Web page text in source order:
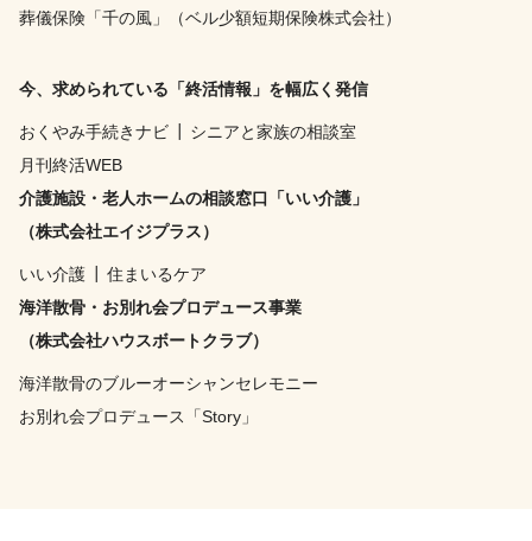
葬儀保険「千の風」（ベル少額短期保険株式会社）
今、求められている「終活情報」を幅広く発信
おくやみ手続きナビ
シニアと家族の相談室
月刊終活WEB
介護施設・老人ホームの相談窓口「いい介護」
（株式会社エイジプラス）
いい介護
住まいるケア
海洋散骨・お別れ会プロデュース事業
（株式会社ハウスボートクラブ）
海洋散骨のブルーオーシャンセレモニー
お別れ会プロデュース「Story」